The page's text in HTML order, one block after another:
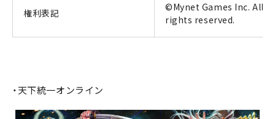
権利表記
©Mynet Games Inc. All
rights reserved.
・天下統一オンライン